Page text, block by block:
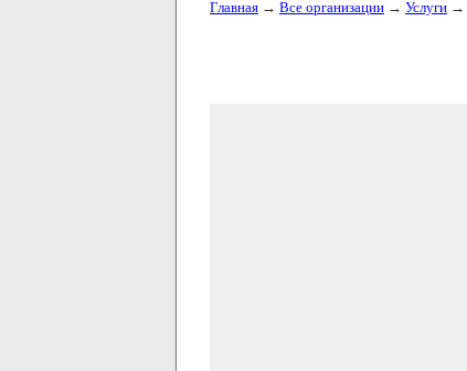
Главная → Все организации → Услуги →